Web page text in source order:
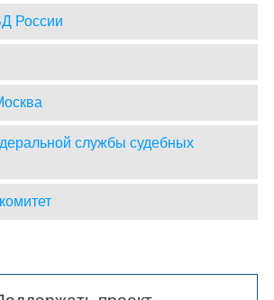
России
службы судебных